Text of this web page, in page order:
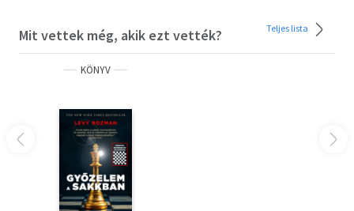
Mit vettek még, akik ezt vették? Teljes lista
KÖNYV